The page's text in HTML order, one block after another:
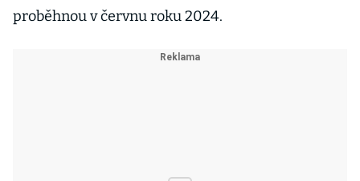
proběhnou v červnu roku 2024.